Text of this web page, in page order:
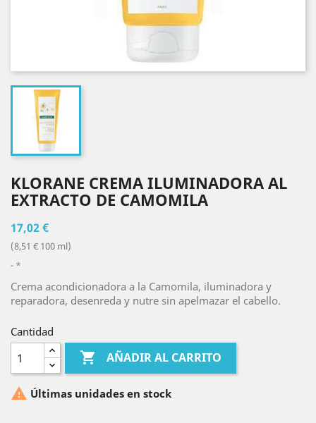
KLORANE CREMA ILUMINADORA AL
EXTRACTO DE CAMOMILA
17,02 €
(8,51 € 100 ml)
*
Crema acondicionadora a la Camomila, iluminadora y
reparadora, desenreda y nutre sin apelmazar el cabello.
Cantidad
 AÑADIR AL CARRITO
 Últimas unidades en stock